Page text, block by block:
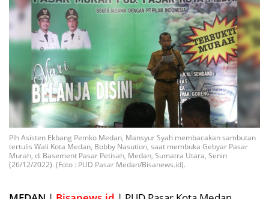
Plh Asisten Ekbang Pemko Medan, Mansyur Syah membacakan sambutan
tertulis Wali Kota Medan, Bobby Nasution, saat membuka Gebyar Pasar
Murah, di Basement Pasar Petisah, Medan, Sumatra Utara, Senin
(26/12/2022). (Foto : PUD Pasar Medan/Bisanews.id).